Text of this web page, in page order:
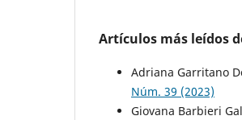
Artículos más leídos
Adriana Garritano
Núm. 39 (2023)
Giovana Barbieri